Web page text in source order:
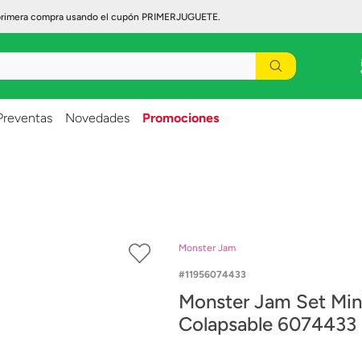
compra usando el cupón PRIMERJUGUETE.
Novedades Promociones
Monster Jam
11956074433
Monster Jam Set
Colapsable 6074433